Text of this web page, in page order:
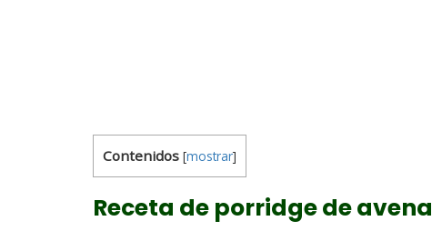
Contenidos [mostrar]
Receta de porridge de avena